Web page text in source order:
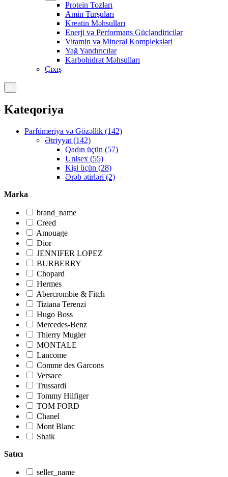
Protein Tozları
Amin Turşuları
Kreatin Məhsulları
Enerji və Performans Gücləndiricilər
Vitamin və Mineral Kompleksləri
Yağ Yandırıcılar
Karbohidrat Məhsulları
Çıxış
Kateqoriya
Parfümeriya və Gözəllik (142)
Ətriyyat (142)
Qadın üçün (57)
Unisex (55)
Kişi üçün (28)
Ərəb ətirləri (2)
Marka
brand_name
Creed
Amouage
Dior
JENNIFER LOPEZ
BURBERRY
Chopard
Hermes
Abercrombie & Fitch
Tiziana Terenzi
Hugo Boss
Mercedes-Benz
Thierry Mugler
MONTALE
Lancome
Comme des Garcons
Versace
Trussardi
Tommy Hilfiger
TOM FORD
Chanel
Mont Blanc
Shaik
Satıcı
seller_name